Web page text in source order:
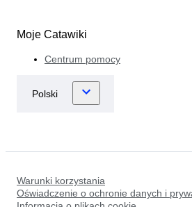
Moje Catawiki
Centrum pomocy
Warunki korzystania
Oświadczenie o ochronie danych i